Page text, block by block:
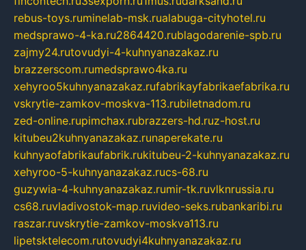
rebus-toys.ruminelab-msk.rualabuga-cityhotel.ru
medsprawo-4-ka.ru2864420.rublagodarenie-spb.ru
zajmy24.rutovudyi-4-kuhnyanazakaz.ru
brazzerscom.rumedsprawo4ka.ru
xehyroo5kuhnyanazakaz.rufabrikayfabrikaefabrika.ru
vskrytie-zamkov-moskva-113.rubiletnadom.ru
zed-online.rupimchax.rubrazzers-hd.ruz-host.ru
kitubeu2kuhnyanazakaz.runaperekate.ru
kuhnyaofabrikaufabrik.rukitubeu-2-kuhnyanazakaz.ru
xehyroo-5-kuhnyanazakaz.rucs-68.ru
guzywia-4-kuhnyanazakaz.rumir-tk.ruvlknrussia.ru
cs68.ruvladivostok-map.ruvideo-seks.rubankaribi.ru
raszar.ruvskrytie-zamkov-moskva113.ru
lipetsktelecom.rutovudyi4kuhnyanazakaz.ru